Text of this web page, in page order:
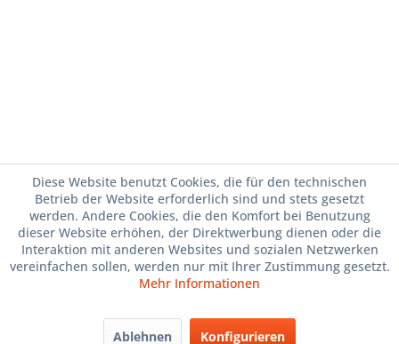
Diese Website benutzt Cookies, die für den technischen
Betrieb der Website erforderlich sind und stets gesetzt
werden. Andere Cookies, die den Komfort bei Benutzung
dieser Website erhöhen, der Direktwerbung dienen oder die
Interaktion mit anderen Websites und sozialen Netzwerken
vereinfachen sollen, werden nur mit Ihrer Zustimmung gesetzt.
Mehr Informationen
Ablehnen Konfigurieren